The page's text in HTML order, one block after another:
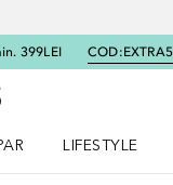
399LEI COD:
Către pagina principală
LIFESTYLE